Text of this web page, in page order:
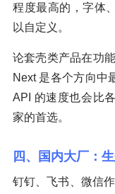
程度最高的，字体
以自定义。
论套壳类产品在功
Next 是各个方向中
API 的速度也会比
家的首选。
四、国内大厂：
钉钉、飞书、微信